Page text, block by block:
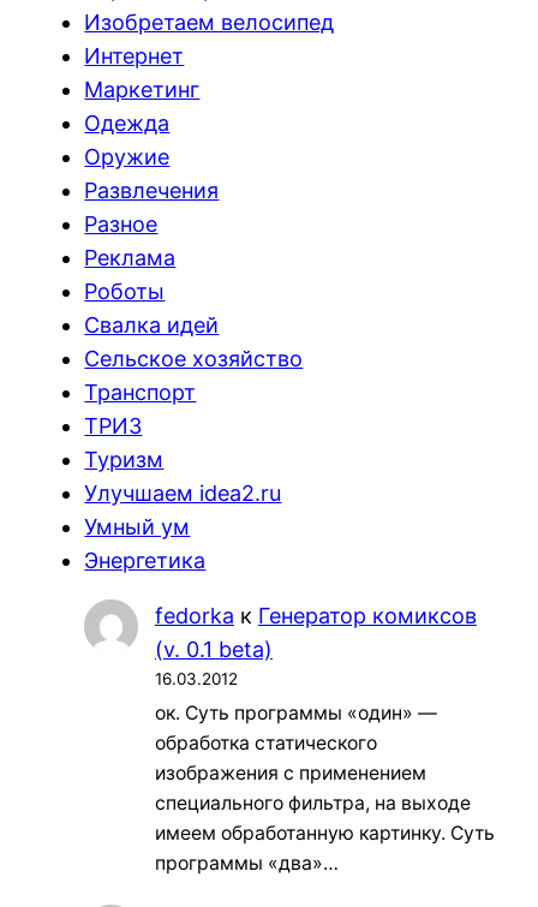
Изобретаем велосипед
Интернет
Маркетинг
Одежда
Оружие
Развлечения
Разное
Реклама
Роботы
Свалка идей
Сельское хозяйство
Транспорт
ТРИЗ
Туризм
Улучшаем idea2.ru
Умный ум
Энергетика
fedorka к Генератор комиксов
(v. 0.1 beta)
16.03.2012
ок. Суть программы «один» —
обработка статического
изображения с применением
специального фильтра, на выходе
имеем обработанную картинку. Суть
программы «два»…